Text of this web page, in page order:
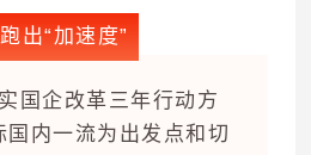
出“加速度”
国企改革三年行动方
国内一流为出发点和切